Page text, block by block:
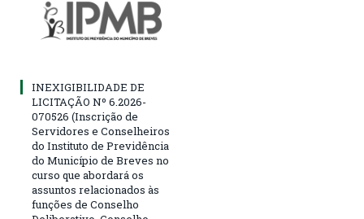
INEXIGIBILIDADE DE
LICITAÇÃO Nº 6.2026-
070526 (Inscrição de
Servidores e Conselheiros
do Instituto de Previdência
do Município de Breves no
curso que abordará os
assuntos relacionados às
funções de Conselho